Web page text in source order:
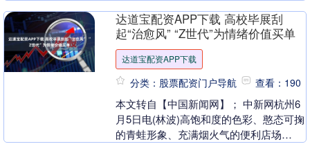
为主线，深入....
达道宝配资APP下载 高校毕展刮
起“治愈风” “Z世代”为情绪价值买单
达道宝配资APP下载
分类：股票配资门户导航 查看：190
本文转自【中国新闻网】； 中新网杭州6
月5日电(林波)高饱和度的色彩、憨态可掬
的青蛙形象、充满烟火气的便利店场